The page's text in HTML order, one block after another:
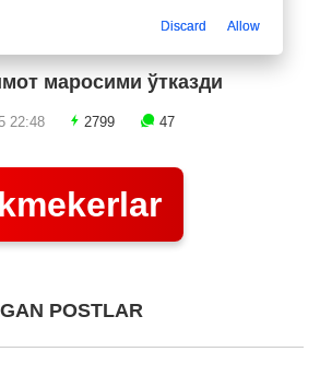
маросими ўтказди
22:48 2799 47
POSTLAR
Discard Allow